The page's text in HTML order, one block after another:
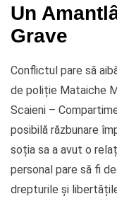
Un
Grave
Conflictul pare să
de poliție Mataiche
Scaieni –
posibilă răzbunare
soția sa a avut o
personal pare să fi
drepturile și